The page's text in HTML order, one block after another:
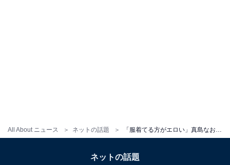
All About ニュース ネットの話題 「服着てる方がエロい」真島なおみ、“186センチ”の長過ぎる美脚を披露！ 「プロポーション神過ぎ」
ネットの話題